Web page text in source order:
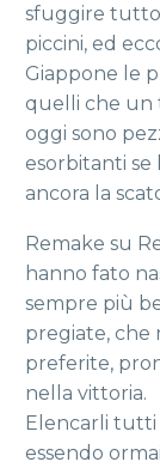
sfuggire tutto
piccini, ed
Giappone le
quelli che un
oggi sono
esorbitanti se
ancora la
Remake su
hanno fato
sempre più
pregiate, che
preferite,
nella vittoria.
Elencarli tutti
essendo